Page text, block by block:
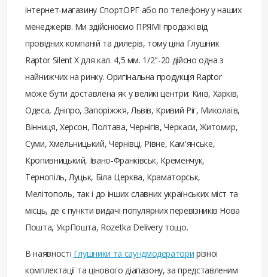
інтернет-магазину СпортОРГ або по телефону у наших
менеджерів. Ми здійснюємо ПРЯМІ продажі від
провідних компаній та дилерів, тому ціна Глушник
Raptor Silent X для кал. 4,5 мм. 1/2"-20 дійсно одна з
найнижчих на ринку. Оригінальна продукція Raptor
може бути доставлена ​​як у великі центри: Київ, Харків,
Одеса, Дніпро, Запоріжжя, Львів, Кривий Ріг, Миколаїв,
Вінниця, Херсон, Полтава, Чернігів, Черкаси, Житомир,
Суми, Хмельницький, Чернівці, Рівне, Кам'янське,
Кропивницький, Івано-Франківськ, Кременчук,
Тернопіль, Луцьк, Біла Церква, Краматорськ,
Мелітополь, так і до інших славних українських міст та
місць, де є пункти видачі популярних перевізників Нова
Пошта, УкрПошта, Rozetka Delivery тощо.
В наявності Глушники та саундмодератори різної
комплектації та цінового діапазону, за представленим